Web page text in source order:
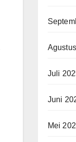
Juli
Juni
Mei